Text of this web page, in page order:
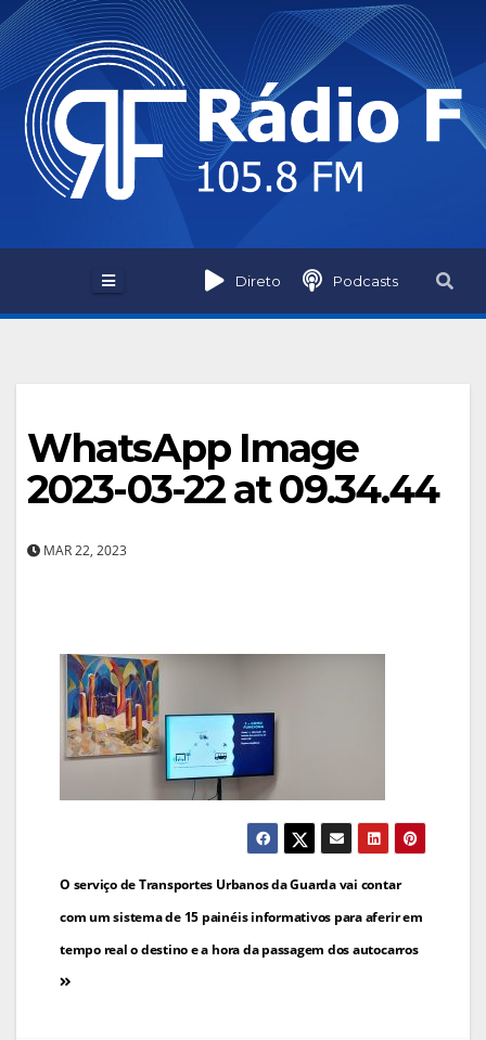
Skip
to
content
Direto Podcasts
WhatsApp Image
2023-03-22 at 09.34.44
MAR 22, 2023
Navegação
de
artigos
O serviço de Transportes Urbanos da Guarda vai contar
com um sistema de 15 painéis informativos para aferir em
tempo real o destino e a hora da passagem dos autocarros